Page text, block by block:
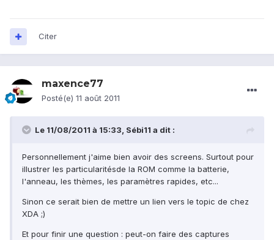
Citer
maxence77
Posté(e) 11 août 2011
Le 11/08/2011 à 15:33, Sébi11 a dit :
Personnellement j'aime bien avoir des screens. Surtout pour
illustrer les particularitésde la ROM comme la batterie,
l'anneau, les thèmes, les paramètres rapides, etc...
Sinon ce serait bien de mettre un lien vers le topic de chez
XDA ;)
Et pour finir une question : peut-on faire des captures